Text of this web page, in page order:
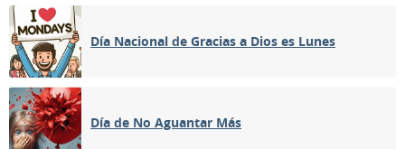
Día Nacional de Gracias a Dios es Lunes
Día de No Aguantar Más